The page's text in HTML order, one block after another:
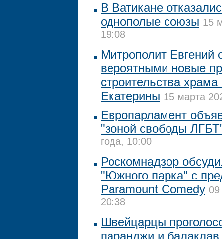
В Ватикане
однополые союзы 15
19:08
Митрополит Евгений
вероятными новые
строительства
Екатерины 15 марта
Европарламент
"зоной свободы
года, 10:00
Роскомнадзор
"Южного парка" с
Paramount Comedy 09
20:38
Швейцарцы
паранджи и балаклав